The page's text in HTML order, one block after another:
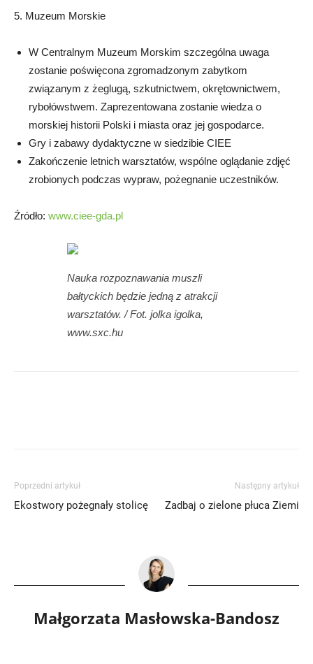
5. Muzeum Morskie
W Centralnym Muzeum Morskim szczególna uwaga
zostanie poświęcona zgromadzonym zabytkom
związanym z żeglugą, szkutnictwem, okrętownictwem,
rybołówstwem. Zaprezentowana zostanie wiedza o
morskiej historii Polski i miasta oraz jej gospodarce.
Gry i zabawy dydaktyczne w siedzibie CIEE
Zakończenie letnich warsztatów, wspólne oglądanie zdjęć
zrobionych podczas wypraw, pożegnanie uczestników.
Źródło: www.ciee-gda.pl
Nauka rozpoznawania muszli
bałtyckich będzie jedną z atrakcji
warsztatów. / Fot. jolka igolka,
www.sxc.hu
Poprzedni artykuł
Ekostwory pożegnały stolicę
Następny artykuł
Zadbaj o zielone płuca Ziemi
Małgorzata Masłowska-Bandosz